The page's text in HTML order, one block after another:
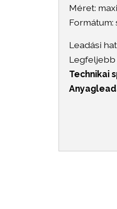
Méret:
Formátum:
Leadási
Legfeljebb
Technikai